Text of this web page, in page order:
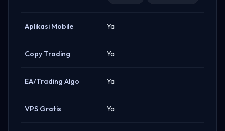
Aplikasi Mobile Ya
Copy Trading Ya
EA/Trading Algo Ya
VPS Gratis Ya